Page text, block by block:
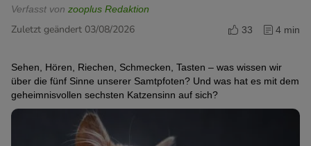
Verfasst von zooplus Redaktion
Zuletzt geändert 03/08/2026 33 4 min
Sehen, Hören, Riechen, Schmecken, Tasten – was wissen wir
über die fünf Sinne unserer Samtpfoten? Und was hat es mit dem
geheimnisvollen sechsten Katzensinn auf sich?